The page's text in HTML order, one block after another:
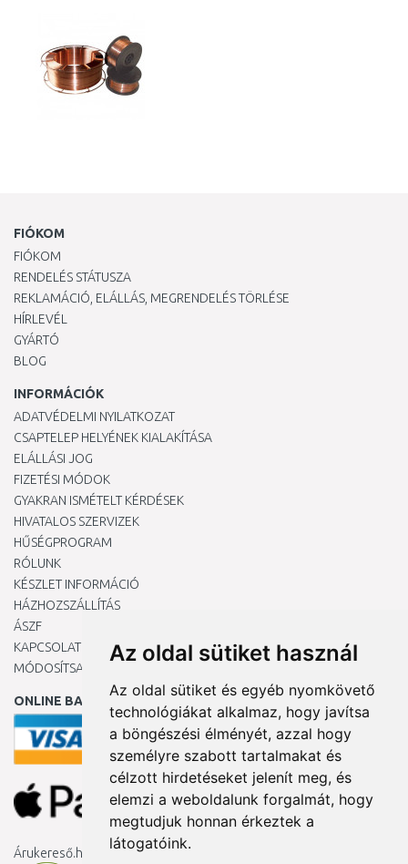
Az oldal sütiket használ
Az oldal sütiket és egyéb nyomkövető
technológiákat alkalmaz, hogy javítsa
a böngészési élményét, azzal hogy
személyre szabott tartalmakat és
célzott hirdetéseket jelenít meg, és
elemzi a weboldalunk forgalmát, hogy
megtudjuk honnan érkeztek a
látogatóink.
FIÓKOM
FIÓKOM
RENDELÉS STÁTUSZA
REKLAMÁCIÓ, ELÁLLÁS, MEGRENDELÉS TÖRLÉSE
HÍRLEVÉL
GYÁRTÓ
BLOG
INFORMÁCIÓK
ADATVÉDELMI NYILATKOZAT
CSAPTELEP HELYÉNEK KIALAKÍTÁSA
ELÁLLÁSI JOG
FIZETÉSI MÓDOK
GYAKRAN ISMÉTELT KÉRDÉSEK
HIVATALOS SZERVIZEK
HŰSÉGPROGRAM
RÓLUNK
KÉSZLET INFORMÁCIÓ
HÁZHOZSZÁLLÍTÁS
ÁSZF
KAPCSOLAT
MÓDOSÍTSA A COOKIE-BEÁLLÍTÁSAIMAT
ONLINE BANKKÁRTYÁVAL
Árukereső.hu